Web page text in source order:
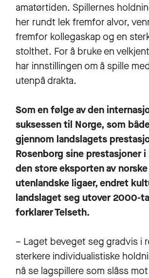
amatørtiden. Spillernes
her rundt lek fremfor alvor,
fremfor kollegaskap og en
stolthet. For å bruke en
har innstillingen om å spille
utenpå drakta.
Som en følge av den
suksessen til Norge, som
gjennom landslagets
Rosenborg sine prestasjoner i
den store eksporten av
utenlandske ligaer, endret
landslaget seg utover 2000-
forklarer Telseth.
– Laget beveget seg gradvis i
sterkere individualistiske
nå se lagspillere som slåss